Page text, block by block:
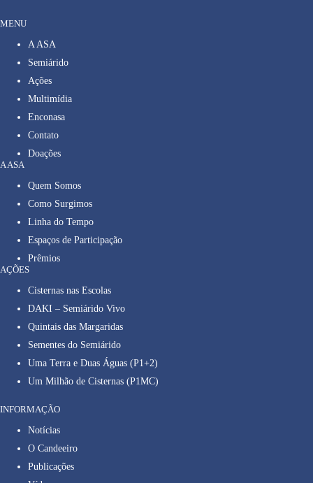
MENU
A ASA
Semiárido
Ações
Multimídia
Enconasa
Contato
Doações
A ASA
Quem Somos
Como Surgimos
Linha do Tempo
Espaços de Participação
Prêmios
AÇÕES
Cisternas nas Escolas
DAKI – Semiárido Vivo
Quintais das Margaridas
Sementes do Semiárido
Uma Terra e Duas Águas (P1+2)
Um Milhão de Cisternas (P1MC)
INFORMAÇÃO
Notícias
O Candeeiro
Publicações